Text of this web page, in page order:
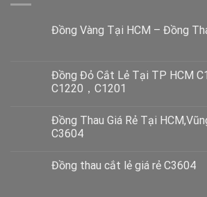
Đồng Vàng Tại HCM – Đồng
Đồng Đỏ Cắt Lẻ Tại TP HCM
C1220，C1201
Đồng Thau Giá Rẻ Tại
C3604
Đồng thau cắt lẻ giá rẻ C3604